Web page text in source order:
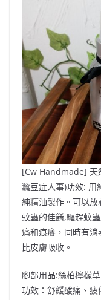
[Cw Handmade] 天
蠶豆症人事)功效: 用
純精油製作。可以
蚊蟲的佳餚,驅趕蚊
痛和痕癢，同時有
比皮膚吸收。
腳部用品:絲柏檸檬
功效：舒緩酸痛、